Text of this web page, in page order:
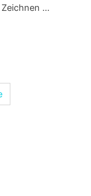
Zeichnen …